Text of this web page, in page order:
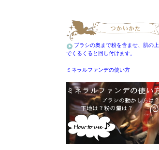
ブラシの奥まで粉を含ませ、肌の上
でくるくると回し付けます。
ミネラルファンデの使い方